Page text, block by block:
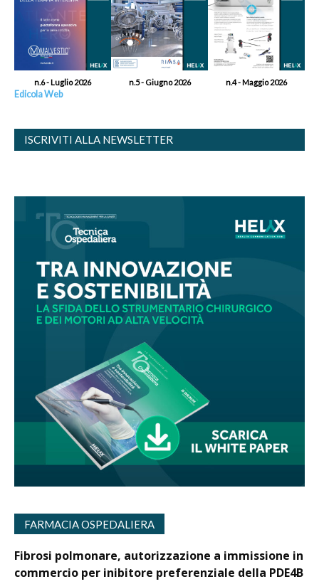
n.6 - Luglio 2026 n.5 - Giugno 2026 n.4 - Maggio 2026
Edicola Web
ISCRIVITI ALLA NEWSLETTER
FARMACIA OSPEDALIERA
Fibrosi polmonare, autorizzazione a immissione in
commercio per inibitore preferenziale della PDE4B